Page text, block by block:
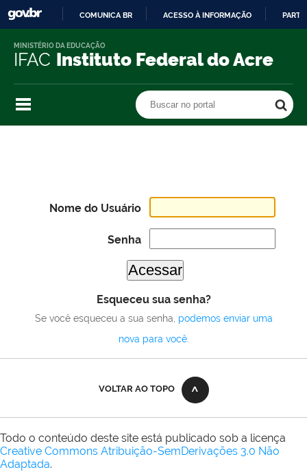
O
COMUNICA BR ACESSO À INFORMAÇÃO
IFAC Instituto Federal do Acre
MINISTÉRIO DA EDUCAÇÃO
Buscar no portal
Nome do Usuário
Senha
Esqueceu sua senha?
Se você esqueceu a sua senha, podemos enviar uma
nova para você.
VOLTAR AO TOPO
Todo o conteúdo deste site está publicado sob a licença
Creative Commons Atribuição-SemDerivações 3.0 Não
Adaptada.